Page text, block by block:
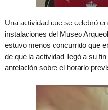
Una actividad que se celebró
instalaciones del Museo
estuvo menos concurrido que
de que la actividad llegó a su
antelación sobre el horario